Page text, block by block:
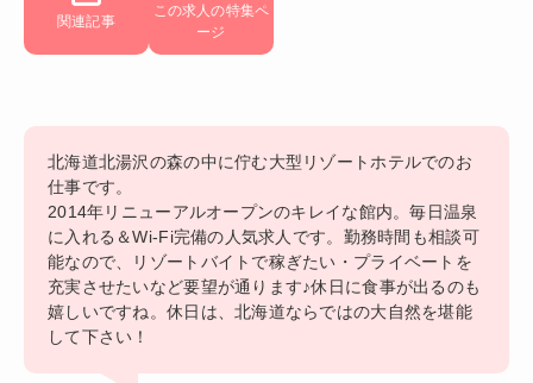
関連記事
この求人の特集ペ
ージ
北海道北湯沢の森の中に佇む大型リゾートホテルでのお
仕事です。
2014年リニューアルオープンのキレイな館内。毎日温泉
に入れる＆Wi-Fi完備の人気求人です。勤務時間も相談可
能なので、リゾートバイトで稼ぎたい・プライベートを
充実させたいなど要望が通ります♪休日に食事が出るのも
嬉しいですね。休日は、北海道ならではの大自然を堪能
して下さい！